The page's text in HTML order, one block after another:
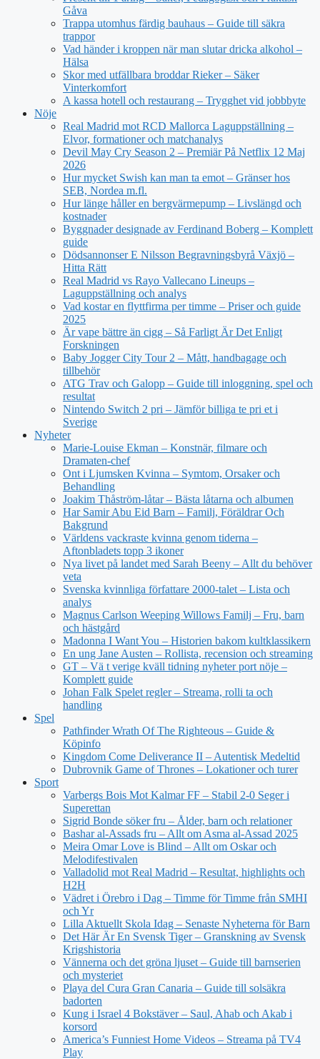
Gåva
Trappa utomhus färdig bauhaus – Guide till säkra
trappor
Vad händer i kroppen när man slutar dricka alkohol –
Hälsa
Skor med utfällbara broddar Rieker – Säker
Vinterkomfort
A kassa hotell och restaurang – Trygghet vid jobbbyte
Nöje
Real Madrid mot RCD Mallorca Laguppställning –
Elvor, formationer och matchanalys
Devil May Cry Season 2 – Premiär På Netflix 12 Maj
2026
Hur mycket Swish kan man ta emot – Gränser hos
SEB, Nordea m.fl.
Hur länge håller en bergvärmepump – Livslängd och
kostnader
Byggnader designade av Ferdinand Boberg – Komplett
guide
Dödsannonser E Nilsson Begravningsbyrå Växjö –
Hitta Rätt
Real Madrid vs Rayo Vallecano Lineups –
Laguppställning och analys
Vad kostar en flyttfirma per timme – Priser och guide
2025
Är vape bättre än cigg – Så Farligt Är Det Enligt
Forskningen
Baby Jogger City Tour 2 – Mått, handbagage och
tillbehör
ATG Trav och Galopp – Guide till inloggning, spel och
resultat
Nintendo Switch 2 pri – Jämför billiga te pri et i
Sverige
Nyheter
Marie-Louise Ekman – Konstnär, filmare och
Dramaten-chef
Ont i Ljumsken Kvinna – Symtom, Orsaker och
Behandling
Joakim Thåström-låtar – Bästa låtarna och albumen
Har Samir Abu Eid Barn – Familj, Föräldrar Och
Bakgrund
Världens vackraste kvinna genom tiderna –
Aftonbladets topp 3 ikoner
Nya livet på landet med Sarah Beeny – Allt du behöver
veta
Svenska kvinnliga författare 2000-talet – Lista och
analys
Magnus Carlson Weeping Willows Familj – Fru, barn
och hästgård
Madonna I Want You – Historien bakom kultklassikern
En ung Jane Austen – Rollista, recension och streaming
GT – Vä t verige kväll tidning nyheter port nöje –
Komplett guide
Johan Falk Spelet regler – Streama, rolli ta och
handling
Spel
Pathfinder Wrath Of The Righteous – Guide &
Köpinfo
Kingdom Come Deliverance II – Autentisk Medeltid
Dubrovnik Game of Thrones – Lokationer och turer
Sport
Varbergs Bois Mot Kalmar FF – Stabil 2-0 Seger i
Superettan
Sigrid Bonde söker fru – Ålder, barn och relationer
Bashar al-Assads fru – Allt om Asma al-Assad 2025
Meira Omar Love is Blind – Allt om Oskar och
Melodifestivalen
Valladolid mot Real Madrid – Resultat, highlights och
H2H
Vädret i Örebro i Dag – Timme för Timme från SMHI
och Yr
Lilla Aktuellt Skola Idag – Senaste Nyheterna för Barn
Det Här Är En Svensk Tiger – Granskning av Svensk
Krigshistoria
Vännerna och det gröna ljuset – Guide till barnserien
och mysteriet
Playa del Cura Gran Canaria – Guide till solsäkra
badorten
Kung i Israel 4 Bokstäver – Saul, Ahab och Akab i
korsord
America’s Funniest Home Videos – Streama på TV4
Play